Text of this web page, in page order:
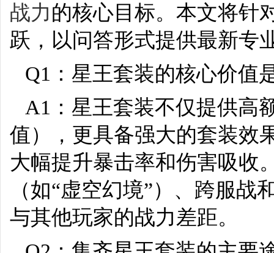
战力的核心目标。本文将针
跃，以问答形式提供最新专
Q1：星王套装的核心价值
A1：星王套装不仅提供高
值），更具备强大的套装效
大幅提升暴击率和伤害吸收
（如“虚空幻境”）、跨服
与其他玩家的战力差距。